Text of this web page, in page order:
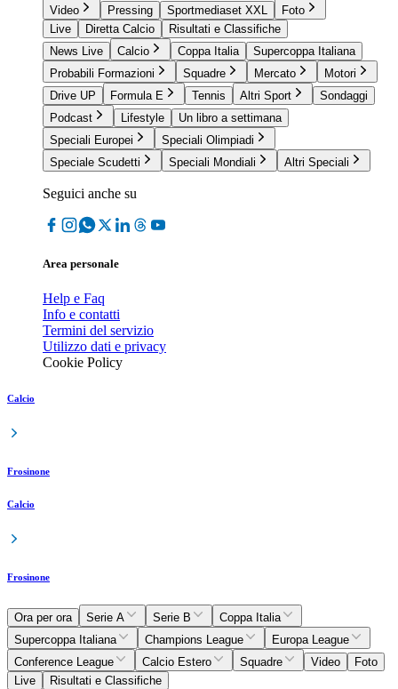
Video Pressing Sportmediaset XXL
Foto
Live
Diretta Calcio
Risultati e Classifiche
News Live
Calcio Coppa Italia
Supercoppa Italiana
Probabili Formazioni
Squadre Mercato
Motori
Drive UP
Formula E Tennis Altri Sport
Sondaggi
Podcast
Lifestyle
Un libro a settimana
Speciali Europei
Speciali Olimpiadi
Speciale Scudetti
Speciali Mondiali Altri Speciali
Seguici anche su
Area personale
Help e Faq
Info e contatti
Termini del servizio
Utilizzo dati e privacy
Cookie Policy
Calcio
Frosinone
Calcio
Frosinone
Ora per ora Serie A Serie B
Coppa Italia
Supercoppa Italiana
Champions League
Europa League
Conference League
Calcio Estero Squadre Video
Foto
Live
Risultati e Classifiche